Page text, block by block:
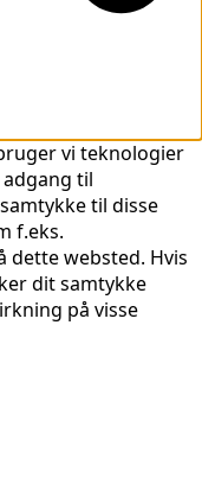
vi teknologier
til
til disse
f.eks.
websted. Hvis
dit samtykke
på visse